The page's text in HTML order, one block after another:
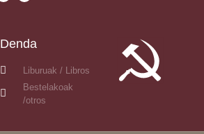
Denda
Liburuak / Libros
Bestelakoak
/otros